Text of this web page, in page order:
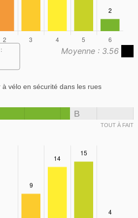
Moyenne : 3.56
à vélo en sécurité dans les rues
B
TOUT À FAIT